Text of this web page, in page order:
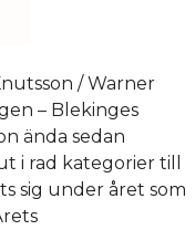
/ Warner
– Blekinges
ända sedan
i rad kategorier till
sig under året som